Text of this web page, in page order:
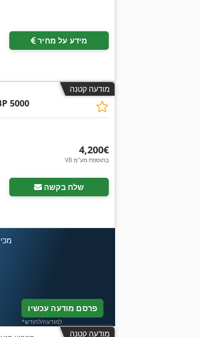
מידע על מחיר
מודעה קטנה
5000
‏4,200 ‏€
VB בתוספת מע"מ
שלח בקשה
פרסם מודעה עכשיו
*למודעה/לחודש
מודעה קטנה